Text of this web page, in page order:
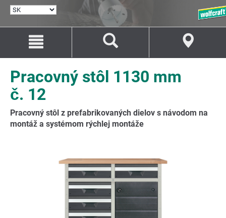
Obsah
Navigáciu
Pracovný stôl 1130 mm
č. 12
Pracovný stôl z prefabrikovaných dielov s návodom na
montáž a systémom rýchlej montáže